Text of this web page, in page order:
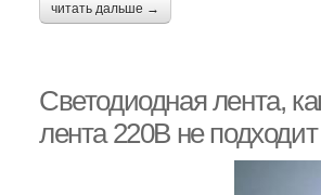
читать дальше →
Светодиодная лента,
лента 220В не